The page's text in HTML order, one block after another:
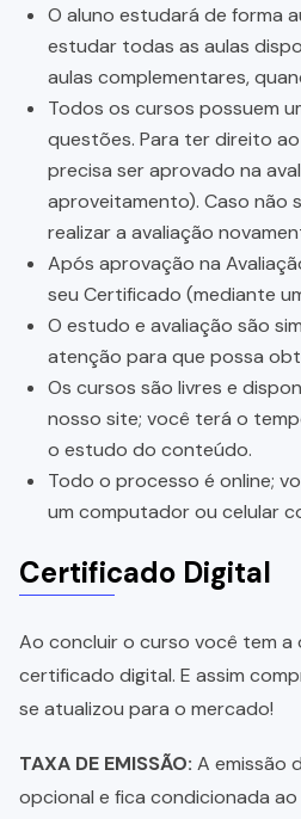
O aluno estudará de forma
estudar todas as aulas
aulas complementares,
Todos os cursos possuem
questões. Para ter direito
precisa ser aprovado na
aproveitamento). Caso não
realizar a avaliação
Após aprovação na
seu Certificado (mediante
O estudo e avaliação são
atenção para que possa
Os cursos são livres e
nosso site; você terá o
o estudo do conteúdo.
Todo o processo é online;
um computador ou celular
Certificado Digital
Ao concluir o curso você tem a
certificado digital. E assim
se atualizou para o mercado!
TAXA DE EMISSÃO: A emissão
opcional e fica condicionada